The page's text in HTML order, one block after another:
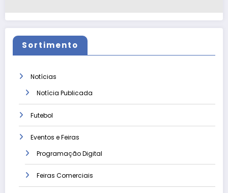
Sortimento
Notícias
Notícia Publicada
Futebol
Eventos e Feiras
Programação Digital
Feiras Comerciais